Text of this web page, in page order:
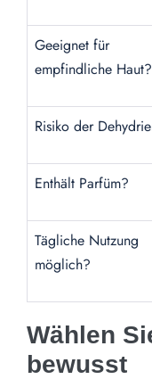
Geeignet für
empfindliche Haut?
Risiko der
Enthält Parfüm?
Tägliche Nutzung
möglich?
Wählen
bewusst